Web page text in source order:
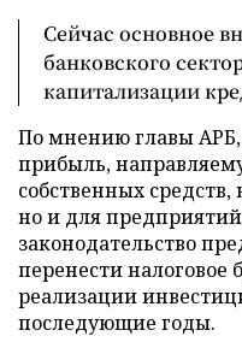
Сейчас основное
банковского
капитализации
По мнению главы АРБ,
прибыль,
собственных
но и для
законодательство
перенести налоговое
реализации
последующие годы.